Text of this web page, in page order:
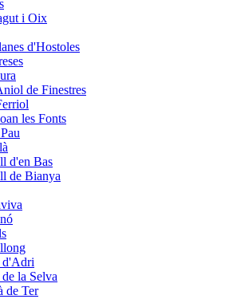
i Oix
d'Hostoles
de Finestres
les Fonts
d'en Bas
de Bianya
d'Adri
de la Selva
de Ter